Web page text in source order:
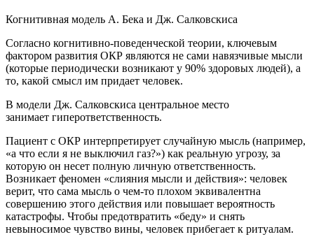
Когнитивная модель А. Бека и Дж. Салковскиса
Согласно когнитивно-поведенческой теории, ключевым
фактором развития ОКР являются не сами навязчивые мысли
(которые периодически возникают у 90% здоровых людей), а
то, какой смысл им придает человек.
В модели Дж. Салковскиса центральное место
занимает гиперответственность.
Пациент с ОКР интерпретирует случайную мысль (например,
«а что если я не выключил газ?») как реальную угрозу, за
которую он несет полную личную ответственность.
Возникает феномен «слияния мысли и действия»: человек
верит, что сама мысль о чем-то плохом эквивалентна
совершению этого действия или повышает вероятность
катастрофы. Чтобы предотвратить «беду» и снять
невыносимое чувство вины, человек прибегает к ритуалам.